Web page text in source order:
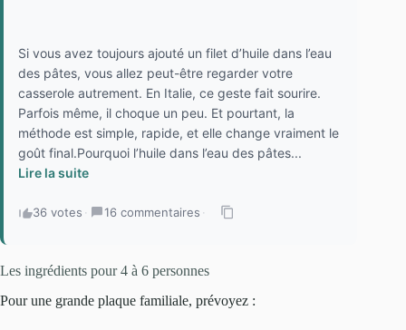
Si vous avez toujours ajouté un filet d’huile dans l’eau
des pâtes, vous allez peut-être regarder votre
casserole autrement. En Italie, ce geste fait sourire.
Parfois même, il choque un peu. Et pourtant, la
méthode est simple, rapide, et elle change vraiment le
goût final.Pourquoi l’huile dans l’eau des pâtes...
Lire la suite
36 votes · 16 commentaires ·
Les ingrédients pour 4 à 6 personnes
Pour une grande plaque familiale, prévoyez :